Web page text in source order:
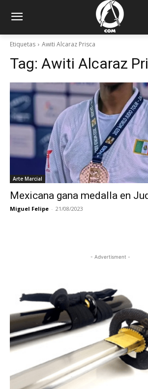
Etiquetas Awiti Alcaraz Prisca
Tag: Awiti Alcaraz
Arte Marcial
Mexicana gana medalla en
Miguel Felipe - 21/08/2023
- Advertisment -